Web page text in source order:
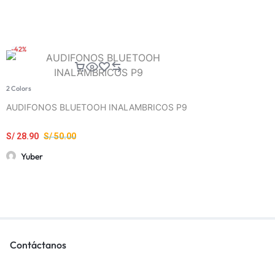
-42%
2 Colors
AUDIFONOS BLUETOOH INALAMBRICOS P9
S/50.00
S/ 28.90
Yuber
Contáctanos